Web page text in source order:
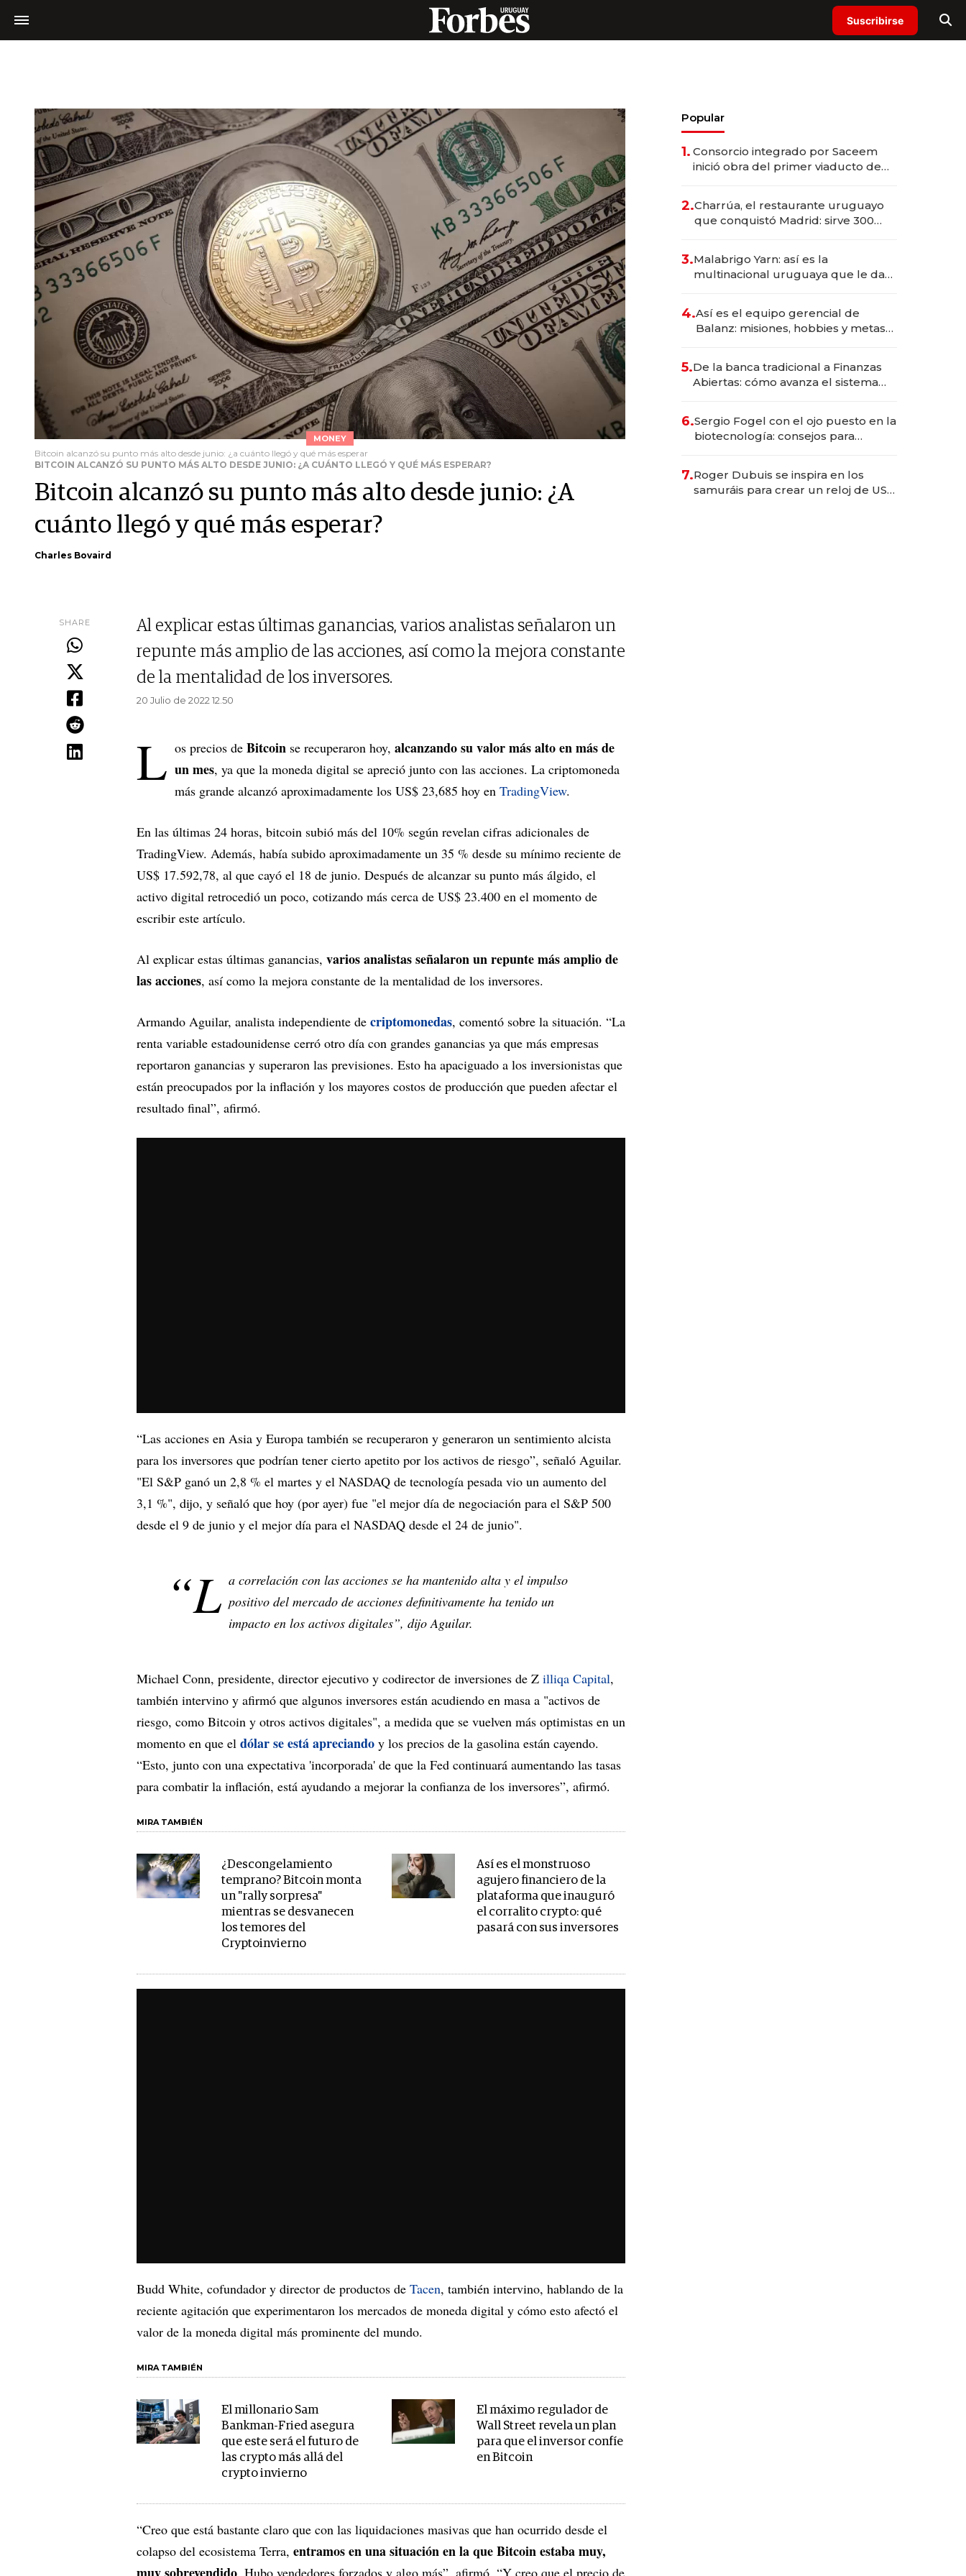
Suscribirse
MONEY
Bitcoin alcanzó su punto más alto desde junio: ¿a cuánto llegó y qué más esperar
BITCOIN ALCANZÓ SU PUNTO MÁS ALTO DESDE JUNIO: ¿A CUÁNTO LLEGÓ Y QUÉ MÁS ESPERAR?
Bitcoin alcanzó su punto más alto desde junio: ¿A
cuánto llegó y qué más esperar?
Charles Bovaird
SHARE
Al explicar estas últimas ganancias, varios analistas señalaron un
repunte más amplio de las acciones, así como la mejora constante
de la mentalidad de los inversores.
20 Julio de 2022 12.50
L os precios de Bitcoin se recuperaron hoy, alcanzando su valor más alto en más de
un mes, ya que la moneda digital se apreció junto con las acciones. La criptomoneda
más grande alcanzó aproximadamente los US$ 23,685 hoy en TradingView.
En las últimas 24 horas, bitcoin subió más del 10% según revelan cifras adicionales de
TradingView. Además, había subido aproximadamente un 35 % desde su mínimo reciente de
US$ 17.592,78, al que cayó el 18 de junio. Después de alcanzar su punto más álgido, el
activo digital retrocedió un poco, cotizando más cerca de US$ 23.400 en el momento de
escribir este artículo.
Al explicar estas últimas ganancias, varios analistas señalaron un repunte más amplio de
las acciones, así como la mejora constante de la mentalidad de los inversores.
Armando Aguilar, analista independiente de criptomonedas, comentó sobre la situación. “La
renta variable estadounidense cerró otro día con grandes ganancias ya que más empresas
reportaron ganancias y superaron las previsiones. Esto ha apaciguado a los inversionistas que
están preocupados por la inflación y los mayores costos de producción que pueden afectar el
resultado final”, afirmó.
“Las acciones en Asia y Europa también se recuperaron y generaron un sentimiento alcista
para los inversores que podrían tener cierto apetito por los activos de riesgo”, señaló Aguilar.
"El S&P ganó un 2,8 % el martes y el NASDAQ de tecnología pesada vio un aumento del
3,1 %", dijo, y señaló que hoy (por ayer) fue "el mejor día de negociación para el S&P 500
desde el 9 de junio y el mejor día para el NASDAQ desde el 24 de junio".
“L a correlación con las acciones se ha mantenido alta y el impulso
positivo del mercado de acciones definitivamente ha tenido un
impacto en los activos digitales”, dijo Aguilar.
Michael Conn, presidente, director ejecutivo y codirector de inversiones de Z illiqa Capital,
también intervino y afirmó que algunos inversores están acudiendo en masa a "activos de
riesgo, como Bitcoin y otros activos digitales", a medida que se vuelven más optimistas en un
momento en que el dólar se está apreciando y los precios de la gasolina están cayendo.
“Esto, junto con una expectativa 'incorporada' de que la Fed continuará aumentando las tasas
para combatir la inflación, está ayudando a mejorar la confianza de los inversores”, afirmó.
MIRA TAMBIÉN
¿Descongelamiento
temprano? Bitcoin monta
un "rally sorpresa"
mientras se desvanecen
los temores del
Cryptoinvierno
Así es el monstruoso
agujero financiero de la
plataforma que inauguró
el corralito crypto: qué
pasará con sus inversores
Budd White, cofundador y director de productos de Tacen, también intervino, hablando de la
reciente agitación que experimentaron los mercados de moneda digital y cómo esto afectó el
valor de la moneda digital más prominente del mundo.
MIRA TAMBIÉN
El millonario Sam
Bankman-Fried asegura
que este será el futuro de
las crypto más allá del
crypto invierno
El máximo regulador de
Wall Street revela un plan
para que el inversor confíe
en Bitcoin
“Creo que está bastante claro que con las liquidaciones masivas que han ocurrido desde el
colapso del ecosistema Terra, entramos en una situación en la que Bitcoin estaba muy,
Popular
1. Consorcio integrado por Saceem
inició obra del primer viaducto de
millones
2.Charrúa, el restaurante uruguayo
que conquistó Madrid: sirve 300
prepara apertura
3.Malabrigo Yarn: así es la
multinacional uruguaya que le da
4.Así es el equipo gerencial de
Balanz: misiones, hobbies y metas
5.De la banca tradicional a Finanzas
Abiertas: cómo avanza el sistema
6.Sergio Fogel con el ojo puesto en la
biotecnología: consejos para
7.Roger Dubuis se inspira en los
samuráis para crear un reloj de US$